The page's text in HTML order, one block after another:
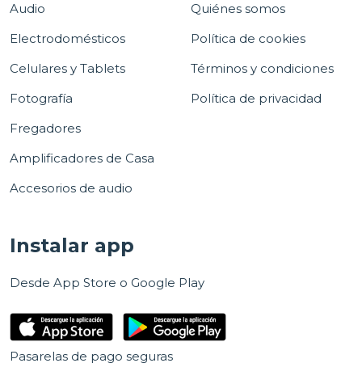
Audio
Electrodomésticos
Celulares y Tablets
Fotografía
Fregadores
Amplificadores de Casa
Accesorios de audio
Quiénes somos
Política de cookies
Términos y condiciones
Política de privacidad
Instalar app
Desde App Store o Google Play
Pasarelas de pago seguras